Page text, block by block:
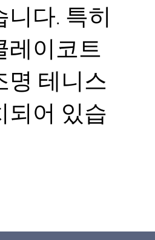
니다. 특히
레이코트
명 테니스
되어 있습